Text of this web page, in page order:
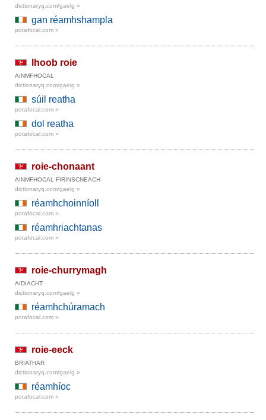
dictionaryq.com/gaelg »
gan réamhshampla
potafocal.com »
lhoob roie
AINMFHOCAL
dictionaryq.com/gaelg »
súil reatha
potafocal.com »
dol reatha
potafocal.com »
roie-chonaant
AINMFHOCAL FIRINSCNEACH
dictionaryq.com/gaelg »
réamhchoinníoll
potafocal.com »
réamhriachtanas
potafocal.com »
roie-churrymagh
AIDIACHT
dictionaryq.com/gaelg »
réamhchúramach
potafocal.com »
roie-eeck
BRIATHAR
dictionaryq.com/gaelg »
réamhíoc
potafocal.com »